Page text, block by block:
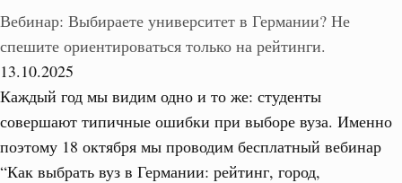
Вебинар: Выбираете университет в Германии? Не
спешите ориентироваться только на рейтинги.
13.10.2025
Каждый год мы видим одно и то же: студенты
совершают типичные ошибки при выборе вуза. Именно
поэтому 18 октября мы проводим бесплатный вебинар
“Как выбрать вуз в Германии: рейтинг, город,